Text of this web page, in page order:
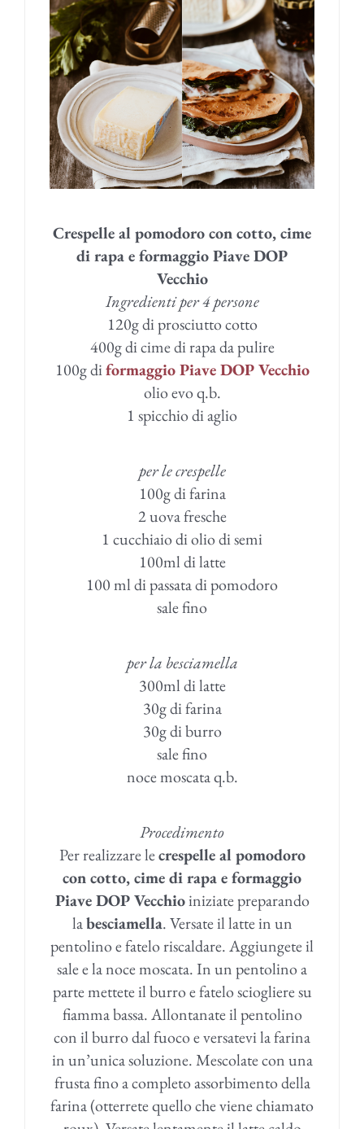
Crespelle al pomodoro con cotto, cime
di rapa e formaggio Piave DOP
Vecchio
Ingredienti per 4 persone
120g di prosciutto cotto
400g di cime di rapa da pulire
100g diformaggio Piave DOP Vecchio
olio evo q.b.
1 spicchio di aglio
per le crespelle
100g di farina
2 uova fresche
1 cucchiaio di olio di semi
100ml di latte
100 ml di passata di pomodoro
sale fino
per la besciamella
300ml di latte
30g di farina
30g di burro
sale fino
noce moscata q.b.
Procedimento
Per realizzare lecrespelle al pomodoro
con cotto, cime di rapa e formaggio
Piave DOP Vecchioiniziate preparando
labesciamella. Versate il latte in un
pentolino e fatelo riscaldare. Aggiungete il
sale e la noce moscata. In un pentolino a
parte mettete il burro e fatelo sciogliere su
fiamma bassa. Allontanate il pentolino
con il burro dal fuoco e versatevi la farina
in un’unica soluzione. Mescolate con una
frusta fino a completo assorbimento della
farina (otterrete quello che viene chiamato